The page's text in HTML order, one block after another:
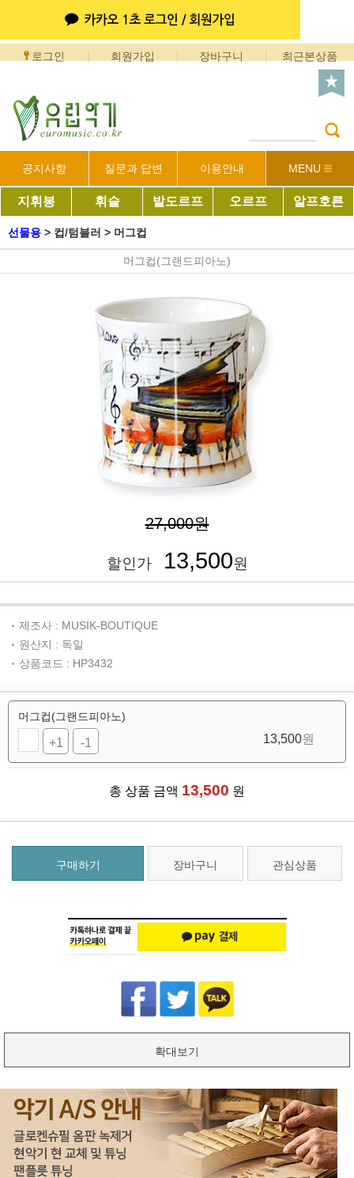
로그인 회원가입 장바구니 최근본상품
공지사항 질문과 답변 이용안내 MENU
지휘봉 휘슬 발도르프 오르프 알프호른
선물용 > 컵/텀블러 > 머그컵
머그컵(그랜드피아노)
27,000원
할인가 13,500원
제조사 : MUSIK-BOUTIQUE
원산지 : 독일
상품코드 : HP3432
머그컵(그랜드피아노)
+1 -1 13,500원
총 상품 금액 13,500 원
구매하기 장바구니 관심상품
확대보기